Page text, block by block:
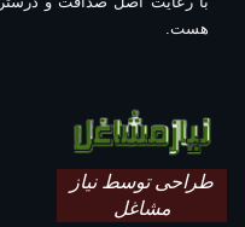
هست.
طراحی توسط نیاز
مشاغل